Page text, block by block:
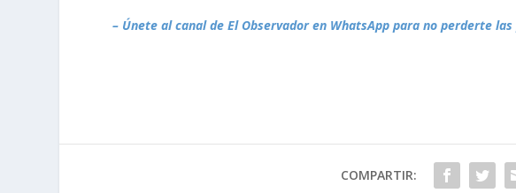
– Únete al canal de El Observador en WhatsApp para no perderte
COMPARTIR: